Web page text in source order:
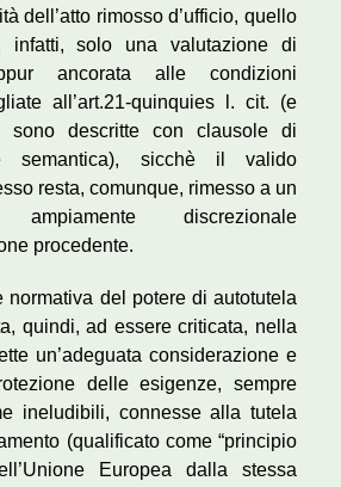
dell’atto rimosso d’ufficio, quello
infatti, solo una valutazione di
ancorata alle condizioni
all’art.21-quinquies l. cit. (e
sono descritte con clausole di
semantica), sicchè il valido
resta, comunque, rimesso a un
ampiamente discrezionale
procedente.
normativa del potere di autotutela
quindi, ad essere criticata, nella
un’adeguata considerazione e
delle esigenze, sempre
ineludibili, connesse alla tutela
(qualificato come “principio
Europea dalla stessa